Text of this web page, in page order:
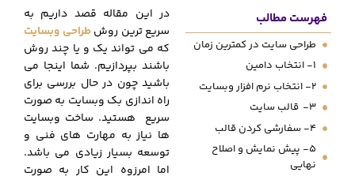
فهرست مطالب
طراحی سایت در کمترین زمان
1- انتخاب دامین
2- انتخاب نرم افزار وبسایت
3- قالب سایت
4- سفارشی کردن قالب
5- پیش نمایش و اصلاح
نهایی
در این مقاله قصد داریم به
سریع ترین روشطراحی وبسایت
که می تواند یک و یا چند روش
باشند بپردازیم. شما اینجا می
باشید چون در حال بررسی برای
راه اندازی بک وبسایت به صورت
سریع هستید. ساخت وبسایت
ها نیاز به مهارت های فنی و
توسعه بسیار زیادی می باشد.
اما امرزوه این کار به صورت